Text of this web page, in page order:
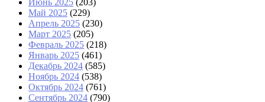
Июнь 2025 (203)
Май 2025 (229)
Апрель 2025 (230)
Март 2025 (205)
Февраль 2025 (218)
Январь 2025 (461)
Декабрь 2024 (585)
Ноябрь 2024 (538)
Октябрь 2024 (761)
Сентябрь 2024 (790)